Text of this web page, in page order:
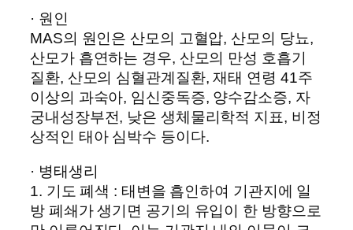
· 원인
MAS의 원인은 산모의 고혈압, 산모의 당뇨,
산모가 흡연하는 경우, 산모의 만성 호흡기
질환, 산모의 심혈관계질환, 재태 연령 41주
이상의 과숙아, 임신중독증, 양수감소증, 자
궁내성장부전, 낮은 생체물리학적 지표, 비정
상적인 태아 심박수 등이다.
· 병태생리
1. 기도 폐색 : 태변을 흡인하여 기관지에 일
방 폐쇄가 생기면 공기의 유입이 한 방향으로